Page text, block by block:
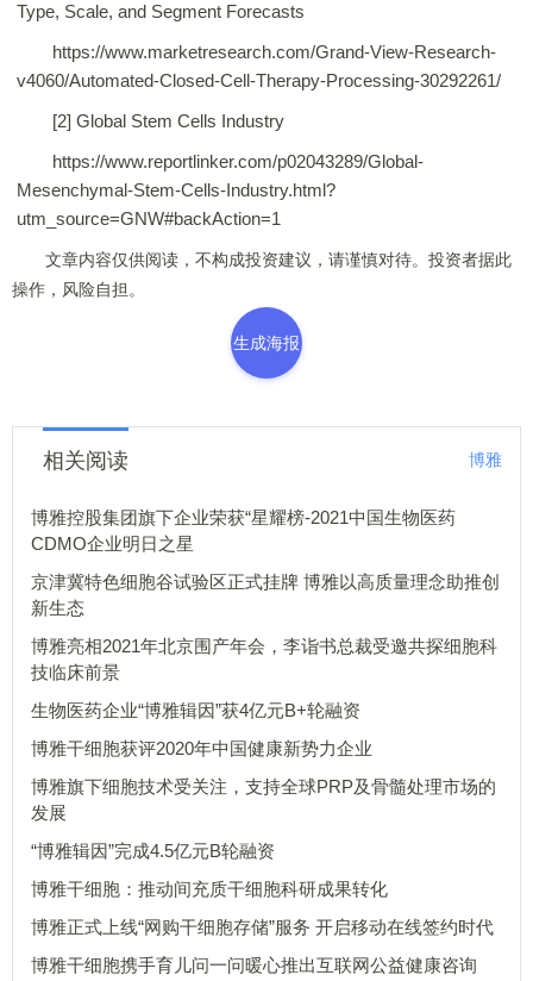
Type, Scale, and Segment Forecasts
https://www.marketresearch.com/Grand-View-Research-
v4060/Automated-Closed-Cell-Therapy-Processing-30292261/
[2] Global Stem Cells Industry
https://www.reportlinker.com/p02043289/Global-
Mesenchymal-Stem-Cells-Industry.html?
utm_source=GNW#backAction=1
文章内容仅供阅读，不构成投资建议，请谨慎对待。投资者据此
操作，风险自担。
生成海报
相关阅读 博雅
博雅控股集团旗下企业荣获“星耀榜-2021中国生物医药
CDMO企业明日之星
京津冀特色细胞谷试验区正式挂牌 博雅以高质量理念助推创
新生态
博雅亮相2021年北京围产年会，李诣书总裁受邀共探细胞科
技临床前景
生物医药企业“博雅辑因”获4亿元B+轮融资
博雅干细胞获评2020年中国健康新势力企业
博雅旗下细胞技术受关注，支持全球PRP及骨髓处理市场的
发展
“博雅辑因”完成4.5亿元B轮融资
博雅干细胞：推动间充质干细胞科研成果转化
博雅正式上线“网购干细胞存储”服务 开启移动在线签约时代
博雅干细胞携手育儿问一问暖心推出互联网公益健康咨询